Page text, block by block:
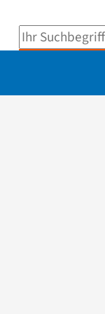
Suchbegriff